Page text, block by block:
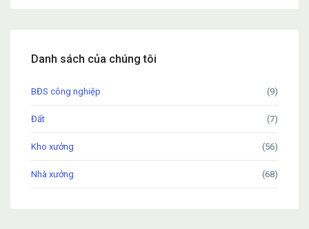
Danh sách của chúng tôi
BĐS công nghiệp (9)
Đất (7)
Kho xưởng (56)
Nhà xưởng (68)